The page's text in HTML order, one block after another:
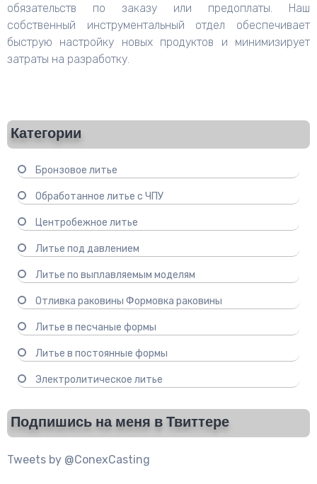
обязательств по заказу или предоплаты. Наш
собственный инструментальный отдел обеспечивает
быструю настройку новых продуктов и минимизирует
затраты на разработку.
Категории
Бронзовое литье
Обработанное литье с ЧПУ
Центробежное литье
Литье под давлением
Литье по выплавляемым моделям
Отливка раковины Формовка раковины
Литье в песчаные формы
Литье в постоянные формы
Электролитическое литье
Подпишись на меня в Твиттере
Tweets by @ConexCasting